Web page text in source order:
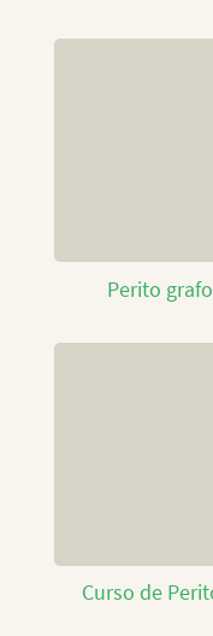
Perito
Curso de